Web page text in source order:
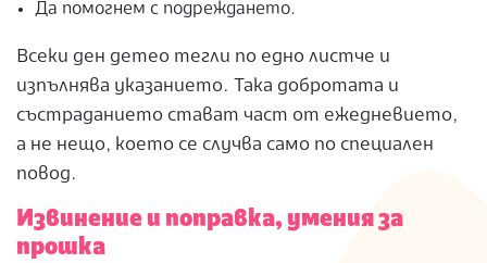
Да помогнем с подреждането.
Всеки ден детео тегли по едно листче и
изпълнява указанието. Така добротата и
състраданието стават част от ежедневието,
а не нещо, което се случва само по специален
повод.
Извинение и поправка, умения за
прошка